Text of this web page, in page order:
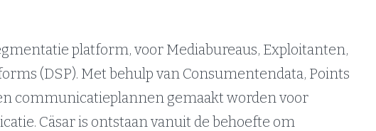
platform, voor Mediabureaus, Exploitanten,
(DSP). Met behulp van Consumentendata, Points
communicatieplannen gemaakt worden voor
Cäsar is ontstaan vanuit de behoefte om